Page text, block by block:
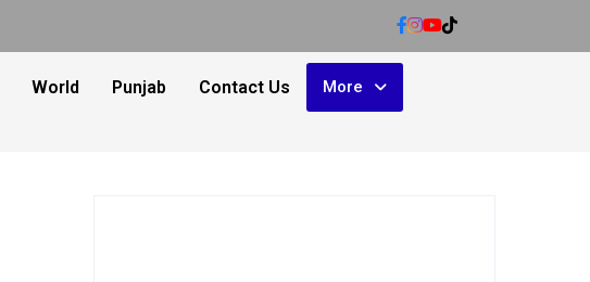
World Punjab Contact Us More